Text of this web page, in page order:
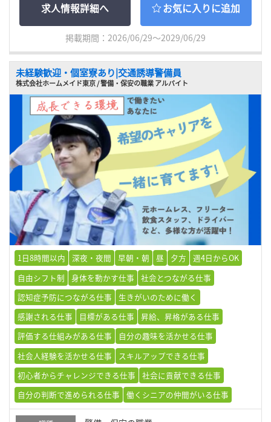
求人情報詳細へ お気に入りに追加
掲載期間：2026/06/29～2029/06/29
未経験歓迎・個室寮あり|交通誘導警備員
株式会社ホームメイド東京 / 警備・保安の職業 アルバイト
1日8時間以内 深夜・夜間 早朝・朝 昼 夕方
週4日からOK
自由シフト制
身体を動かす仕事
社会とつながる仕事
認知症予防につながる仕事
生きがいのために働く
感謝される仕事
目標がある仕事
昇給、昇格がある仕事
評価する仕組みがある仕事
自分の趣味を活かせる仕事
社会人経験を活かせる仕事
スキルアップできる仕事
初心者からチャレンジできる仕事
社会に貢献できる仕事
自分の判断で進められる仕事
働くシニアの仲間がいる仕事